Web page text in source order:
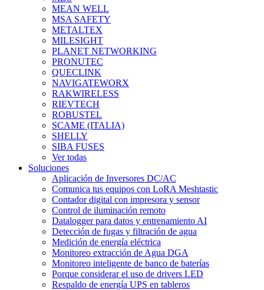
MEAN WELL
MSA SAFETY
METALTEX
MILESIGHT
PLANET NETWORKING
PRONUTEC
QUECLINK
NAVIGATEWORX
RAKWIRELESS
RIEVTECH
ROBUSTEL
SCAME (ITALIA)
SHELLY
SIBA FUSES
Ver todas
Soluciones
Aplicación de Inversores DC/AC
Comunica tus equipos con LoRA Meshtastic
Contador digital con impresora y sensor
Control de iluminación remoto
Datalogger para datos y entrenamiento AI
Detección de fugas y filtración de agua
Medición de energía eléctrica
Monitoreo extracción de Agua DGA
Monitoreo inteligente de banco de baterías
Porque considerar el uso de drivers LED
Respaldo de energía UPS en tableros